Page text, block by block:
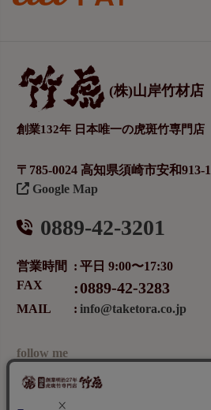
(株)山岸竹材店
創業132年 日本唯一の虎斑竹専門店
〒785-0024 高知県須崎市安和913-1
Google Map
0889-42-3201
営業時間
平日 9:00〜17:30
FAX
0889-42-3283
MAIL info@taketora.co.jp
follow me